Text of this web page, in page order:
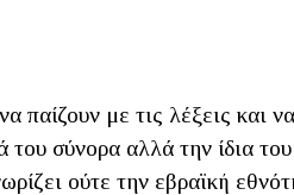
παίζουν με τις λέξεις και
σύνορα αλλά την ίδια
ούτε την εβραϊκή